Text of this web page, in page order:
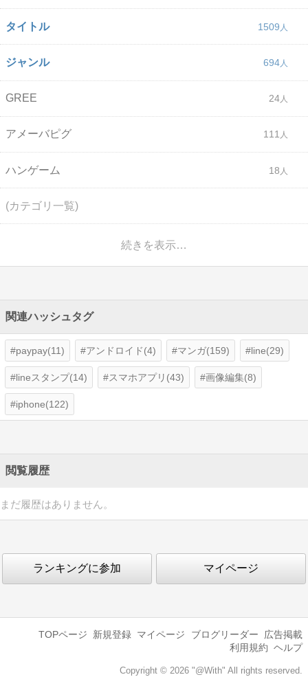
タイトル 1509
ジャンル 694
GREE 24
アメーバピグ 111
ハンゲーム 18
(カテゴリ一覧)
続きを表示…
関連ハッシュタグ
paypay(11) アンドロイド(4) マンガ(159) line(29)
lineスタンプ(14) スマホアプリ(43) 画像編集(8)
iphone(122)
閲覧履歴
まだ履歴はありません。
ランキングに参加 マイページ
TOPページ 新規登録 マイページ ブログリーダー
広告掲載
利用規約 ヘルプ
Copyright © 2026 "@With" All rights reserved.